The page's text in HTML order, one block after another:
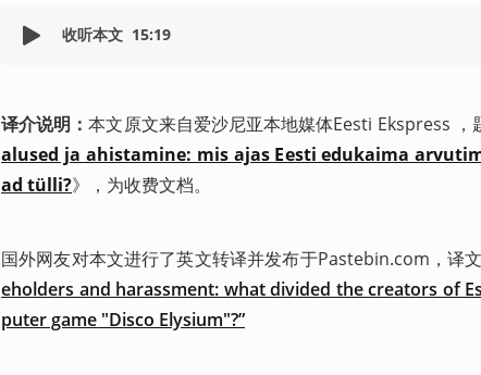
收听本文 15:19
译介说明：本文原文来自爱沙尼亚本地媒体Eesti Ekspress ，
alused ja ahistamine: mis ajas Eesti edukaima
ad tülli?》，为收费文档。
国外网友对本文进行了英文转译并发布于Pastebin.com，译
eholders and harassment: what divided the creators of
puter game "Disco Elysium"?”